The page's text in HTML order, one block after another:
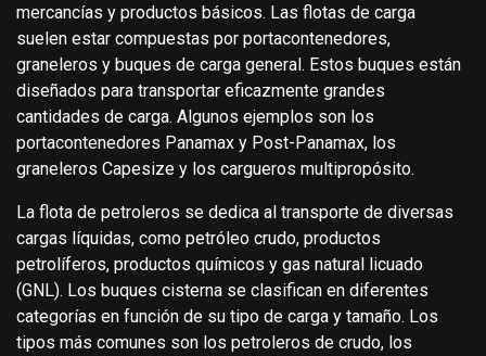
mercancías y productos básicos. Las flotas de carga
suelen estar compuestas por portacontenedores,
graneleros y buques de carga general. Estos buques están
diseñados para transportar eficazmente grandes
cantidades de carga. Algunos ejemplos son los
portacontenedores Panamax y Post-Panamax, los
graneleros Capesize y los cargueros multipropósito.
La flota de petroleros se dedica al transporte de diversas
cargas líquidas, como petróleo crudo, productos
petrolíferos, productos químicos y gas natural licuado
(GNL). Los buques cisterna se clasifican en diferentes
categorías en función de su tipo de carga y tamaño. Los
tipos más comunes son los petroleros de crudo, los